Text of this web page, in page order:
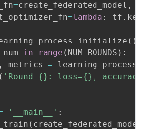
=create_federated_model ,
=lambda : tf .
. initialize ( )
in range ( NUM_ROUNDS ) :
, metrics = learning_process
( 'Round {}: loss={},
'__main__' :
( create_federated_model